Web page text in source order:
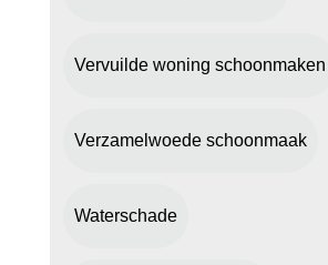
Vervuilde woning schoonmaken
Verzamelwoede schoonmaak
Waterschade